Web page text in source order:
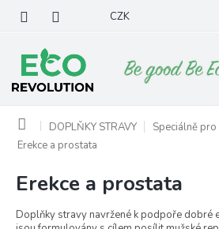
obsah
CZK
Domů DOPLŇKY STRAVY
Speciálně pro
Erekce a prostata
Erekce a prostata
Doplňky stravy navržené k podpoře dobré